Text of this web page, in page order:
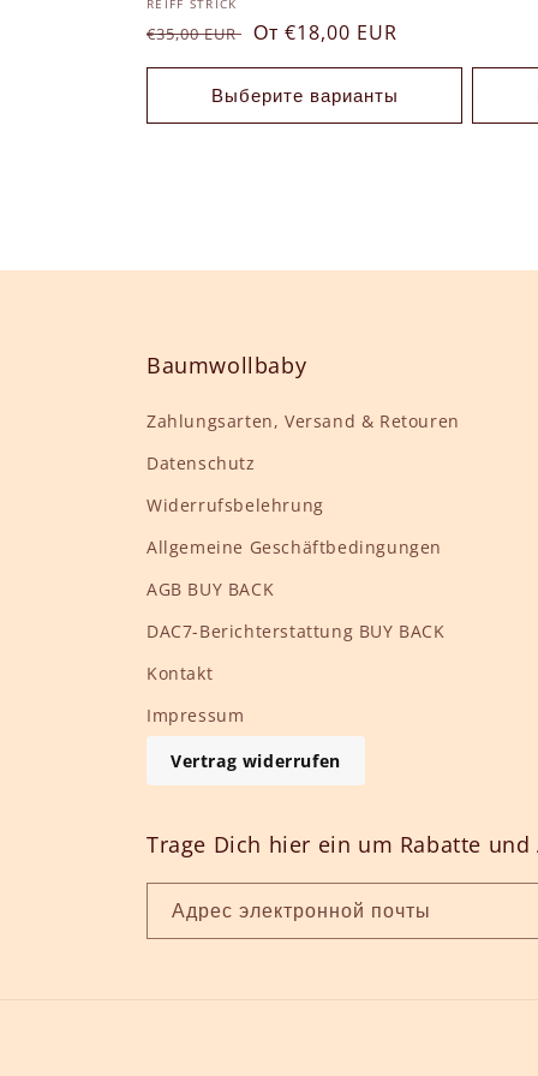
:
Продавец:
Обычная
цена
€35,00 EUR Цена
со
скидкой
От €18,00 EUR
Выберите варианты
Baumwollbaby
Zahlungsarten, Versand & Retouren
Datenschutz
Widerrufsbelehrung
Allgemeine Geschäftbedingungen
AGB BUY BACK
DAC7-Berichterstattung BUY BACK
Kontakt
Impressum
Vertrag widerrufen
Trage Dich hier ein um Rabatte
Адрес электронной почты